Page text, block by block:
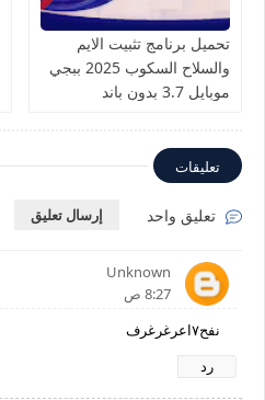
تحميل برنامج تثبيت الايم
والسلاح السكوب 2025 ببجي
موبايل 3.7 بدون باند
تعليقات
تعليق واحد إرسال تعليق
Unknown
8:27 ص
نفح٧اعرغرغرف
رد